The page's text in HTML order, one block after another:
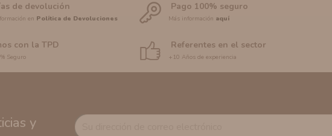
de devolución
en Política de Devoluciones
Pago 100% seguro
Más información aquí
con la TPD
Seguro
Referentes en el sector
+10 Años de experiencia
y